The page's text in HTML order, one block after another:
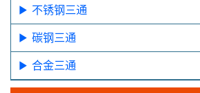
不锈钢三通
碳钢三通
合金三通